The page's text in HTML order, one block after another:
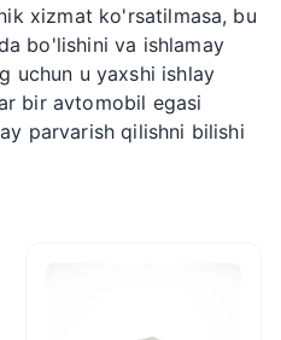
xizmat ko'rsatilmasa, bu
bo'lishini va ishlamay
uchun u yaxshi ishlay
bir avtomobil egasi
parvarish qilishni bilishi